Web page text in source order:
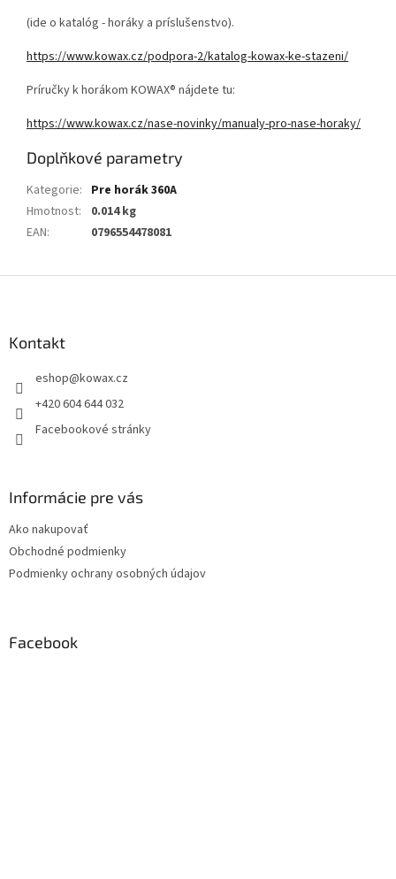
(ide o katalóg - horáky a príslušenstvo).
https://www.kowax.cz/podpora-2/katalog-kowax-ke-stazeni/
Príručky k horákom KOWAX® nájdete tu:
https://www.kowax.cz/nase-novinky/manualy-pro-nase-horaky/
Doplňkové parametry
Kategorie: Pre horák 360A
Hmotnost:
0.014 kg
EAN: 0796554478081
Kontakt
eshop@kowax.cz
+420 604 644 032
Facebookové stránky
Informácie pre vás
Ako nakupovať
Obchodné podmienky
Podmienky ochrany osobných údajov
Facebook